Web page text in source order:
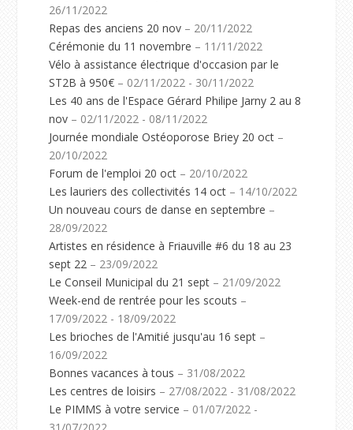
26/11/2022
Repas des anciens 20 nov – 20/11/2022
Cérémonie du 11 novembre – 11/11/2022
Vélo à assistance électrique d'occasion par le
ST2B à 950€ – 02/11/2022 - 30/11/2022
Les 40 ans de l'Espace Gérard Philipe Jarny 2 au 8
nov – 02/11/2022 - 08/11/2022
Journée mondiale Ostéoporose Briey 20 oct –
20/10/2022
Forum de l'emploi 20 oct – 20/10/2022
Les lauriers des collectivités 14 oct – 14/10/2022
Un nouveau cours de danse en septembre –
28/09/2022
Artistes en résidence à Friauville #6 du 18 au 23
sept 22 – 23/09/2022
Le Conseil Municipal du 21 sept – 21/09/2022
Week-end de rentrée pour les scouts –
17/09/2022 - 18/09/2022
Les brioches de l'Amitié jusqu'au 16 sept –
16/09/2022
Bonnes vacances à tous – 31/08/2022
Les centres de loisirs – 27/08/2022 - 31/08/2022
Le PIMMS à votre service – 01/07/2022 -
31/07/2022